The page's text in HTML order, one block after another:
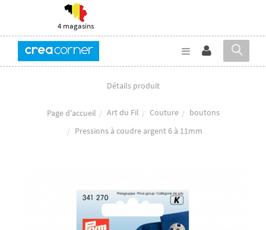
4 magasins
Détails produit
Page d'accueil Art du Fil Couture
boutons
Pressions à coudre argent 6 à 11mm